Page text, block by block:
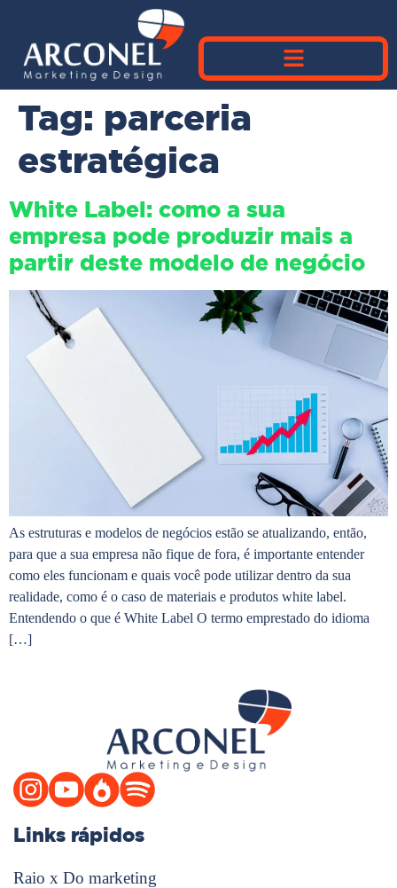
Tag: parceria
estratégica
White Label: como a sua
empresa pode produzir mais a
partir deste modelo de negócio
As estruturas e modelos de negócios estão se atualizando, então,
para que a sua empresa não fique de fora, é importante entender
como eles funcionam e quais você pode utilizar dentro da sua
realidade, como é o caso de materiais e produtos white label.
Entendendo o que é White Label O termo emprestado do idioma
[…]
Links rápidos
Raio x Do marketing